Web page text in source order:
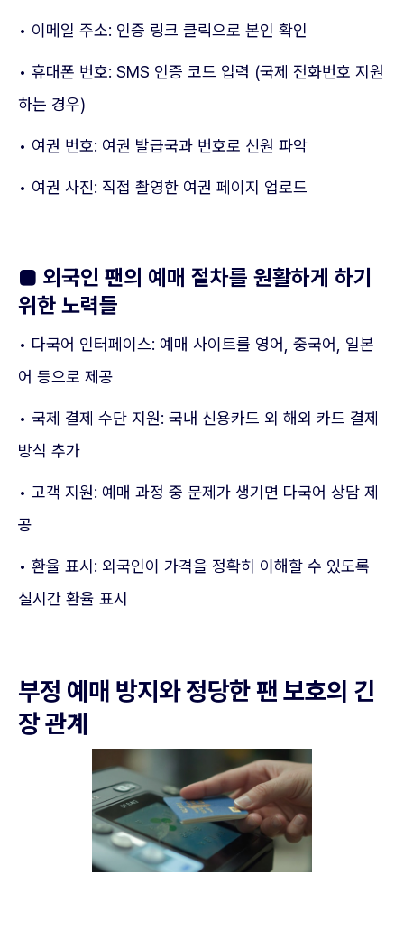
• 이메일 주소: 인증 링크 클릭으로 본인 확인
• 휴대폰 번호: SMS 인증 코드 입력 (국제 전화번호 지원
하는 경우)
• 여권 번호: 여권 발급국과 번호로 신원 파악
• 여권 사진: 직접 촬영한 여권 페이지 업로드
■ 외국인 팬의 예매 절차를 원활하게 하기
위한 노력들
• 다국어 인터페이스: 예매 사이트를 영어, 중국어, 일본
어 등으로 제공
• 국제 결제 수단 지원: 국내 신용카드 외 해외 카드 결제
방식 추가
• 고객 지원: 예매 과정 중 문제가 생기면 다국어 상담 제
공
• 환율 표시: 외국인이 가격을 정확히 이해할 수 있도록
실시간 환율 표시
부정 예매 방지와 정당한 팬 보호의 긴
장 관계